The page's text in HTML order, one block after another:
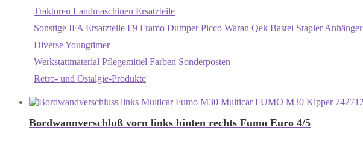
Traktoren Landmaschinen Ersatzteile
Sonstige IFA Ersatzteile F9 Framo Dumper Picco Waran Qek Bastei Stapler Anhänger
Diverse Youngtimer
Werkstattmaterial Pflegemittel Farben Sonderposten
Retro- und Ostalgie-Produkte
Bordwannverschluß vorn links hinten rechts Fumo Euro 4/5